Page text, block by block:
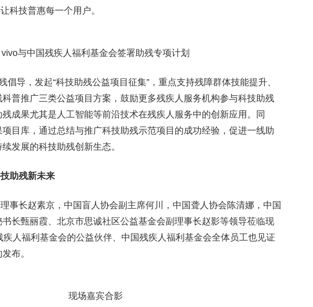
科技普惠每一个用户。
vivo与中国残疾人福利基金会签署助残专项计划
倡导，发起“科技助残公益项目征集”，重点支持残障群体技能提升、
普推广三类公益项目方案，鼓励更多残疾人服务机构参与科技助残
成果尤其是人工智能等前沿技术在残疾人服务中的创新应用。同
目库，通过总结与推广科技助残示范项目的成功经验，促进一线助
发展的科技助残创新生态。
助残新未来
事长赵素京，中国盲人协会副主席何川，中国聋人协会陈清娜，中国
长甄丽霞、北京市思诚社区公益基金会副理事长赵影等领导莅临现
人福利基金会的公益伙伴、中国残疾人福利基金会全体员工也见证
布。
现场嘉宾合影